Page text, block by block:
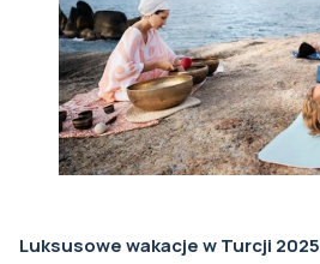
Luksusowe wakacje w Turcji 2025